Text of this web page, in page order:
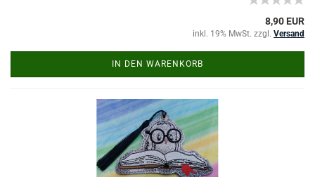
8,90 EUR
inkl. 19% MwSt. zzgl. Versand
IN DEN WARENKORB